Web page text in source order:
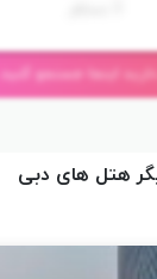
دارید اینجا جستجو کنید...
امکان رزرو بزودی...
هتل های دبی